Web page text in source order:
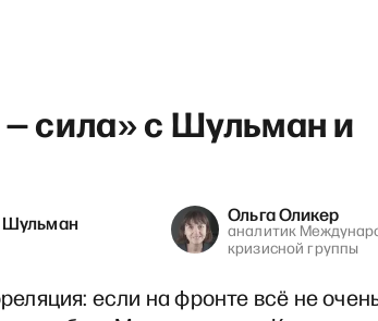
сила» с Шульман и
Шульман Ольга Оликер
аналитик
кризисной группы
если на фронте всё не
Тут» с